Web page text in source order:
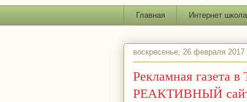
Главная Интернет школа
воскресенье, 26 февраля 2017
Рекламная газета
РЕАКТИВНЫЙ